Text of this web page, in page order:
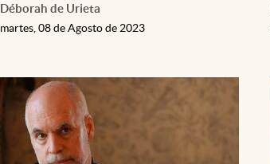
Déborah de Urieta
martes, 08 de Agosto de 2023